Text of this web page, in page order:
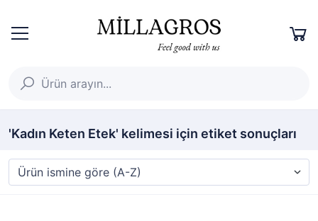
'Kadın Keten Etek' kelimesi için etiket sonuçları